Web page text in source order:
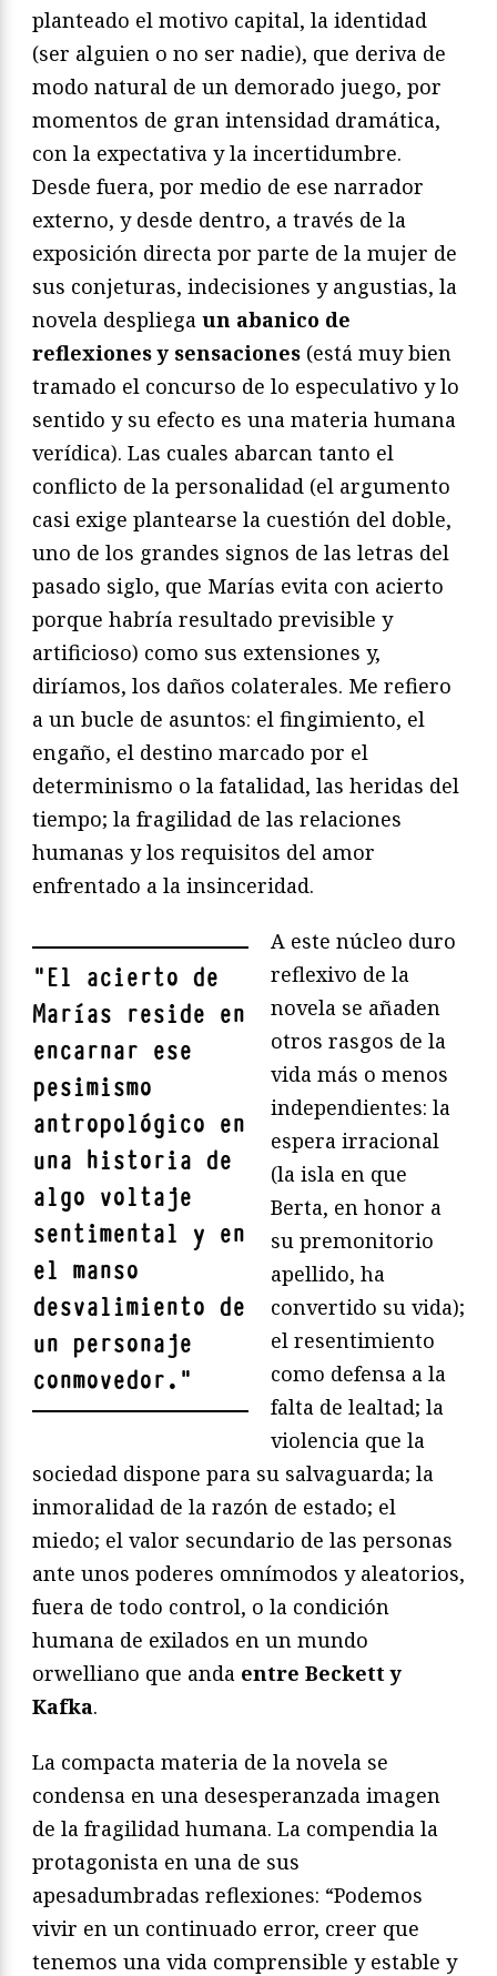
planteado el motivo capital, la identidad
(ser alguien o no ser nadie), que deriva de
modo natural de un demorado juego, por
momentos de gran intensidad dramática,
con la expectativa y la incertidumbre.
Desde fuera, por medio de ese narrador
externo, y desde dentro, a través de la
exposición directa por parte de la mujer de
sus conjeturas, indecisiones y angustias, la
novela despliega un abanico de
reflexiones y sensaciones (está muy bien
tramado el concurso de lo especulativo y lo
sentido y su efecto es una materia humana
verídica). Las cuales abarcan tanto el
conflicto de la personalidad (el argumento
casi exige plantearse la cuestión del doble,
uno de los grandes signos de las letras del
pasado siglo, que Marías evita con acierto
porque habría resultado previsible y
artificioso) como sus extensiones y,
diríamos, los daños colaterales. Me refiero
a un bucle de asuntos: el fingimiento, el
engaño, el destino marcado por el
determinismo o la fatalidad, las heridas del
tiempo; la fragilidad de las relaciones
humanas y los requisitos del amor
enfrentado a la insinceridad.
"El acierto de
Marías reside en
encarnar ese
pesimismo
antropológico en
una historia de
algo voltaje
sentimental y en
el manso
desvalimiento de
un personaje
conmovedor. "
A este núcleo duro
reflexivo de la
novela se añaden
otros rasgos de la
vida más o menos
independientes: la
espera irracional
(la isla en que
Berta, en honor a
su premonitorio
apellido, ha
convertido su vida);
el resentimiento
como defensa a la
falta de lealtad; la
violencia que la
sociedad dispone para su salvaguarda; la
inmoralidad de la razón de estado; el
miedo; el valor secundario de las personas
ante unos poderes omnímodos y aleatorios,
fuera de todo control, o la condición
humana de exilados en un mundo
orwelliano que anda entre Beckett y
Kafka.
La compacta materia de la novela se
condensa en una desesperanzada imagen
de la fragilidad humana. La compendia la
protagonista en una de sus
apesadumbradas reflexiones: “Podemos
vivir en un continuado error, creer que
tenemos una vida comprensible y estable y